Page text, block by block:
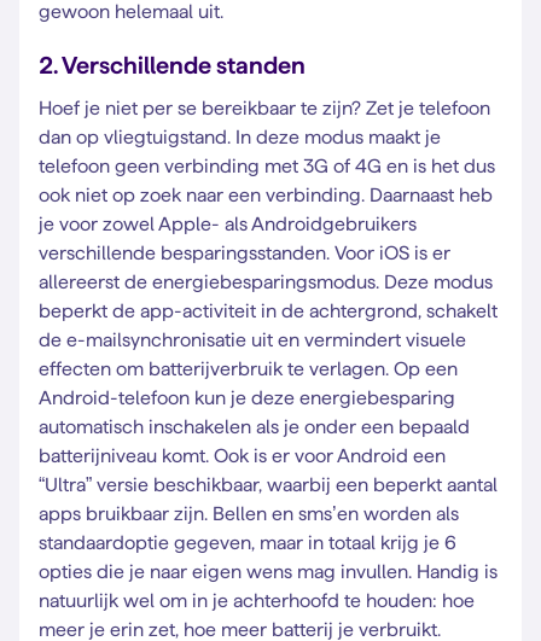
gewoon helemaal uit.
2. Verschillende standen
Hoef je niet per se bereikbaar te zijn? Zet je telefoon
dan op vliegtuigstand. In deze modus maakt je
telefoon geen verbinding met 3G of 4G en is het dus
ook niet op zoek naar een verbinding. Daarnaast heb
je voor zowel Apple- als Androidgebruikers
verschillende besparingsstanden. Voor iOS is er
allereerst de energiebesparingsmodus. Deze modus
beperkt de app-activiteit in de achtergrond, schakelt
de e-mailsynchronisatie uit en vermindert visuele
effecten om batterijverbruik te verlagen. Op een
Android-telefoon kun je deze energiebesparing
automatisch inschakelen als je onder een bepaald
batterijniveau komt. Ook is er voor Android een
“Ultra” versie beschikbaar, waarbij een beperkt aantal
apps bruikbaar zijn. Bellen en sms’en worden als
standaardoptie gegeven, maar in totaal krijg je 6
opties die je naar eigen wens mag invullen. Handig is
natuurlijk wel om in je achterhoofd te houden: hoe
meer je erin zet, hoe meer batterij je verbruikt.